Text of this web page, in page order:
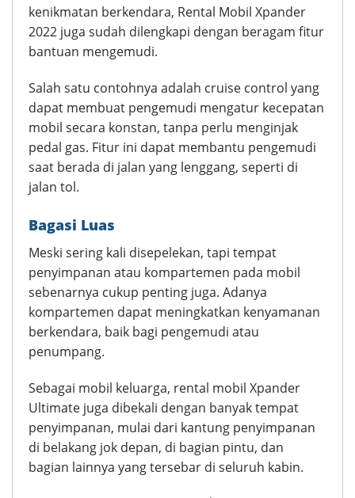
kenikmatan berkendara, Rental Mobil Xpander
2022 juga sudah dilengkapi dengan beragam fitur
bantuan mengemudi.
Salah satu contohnya adalah cruise control yang
dapat membuat pengemudi mengatur kecepatan
mobil secara konstan, tanpa perlu menginjak
pedal gas. Fitur ini dapat membantu pengemudi
saat berada di jalan yang lenggang, seperti di
jalan tol.
Bagasi Luas
Meski sering kali disepelekan, tapi tempat
penyimpanan atau kompartemen pada mobil
sebenarnya cukup penting juga. Adanya
kompartemen dapat meningkatkan kenyamanan
berkendara, baik bagi pengemudi atau
penumpang.
Sebagai mobil keluarga, rental mobil Xpander
Ultimate juga dibekali dengan banyak tempat
penyimpanan, mulai dari kantung penyimpanan
di belakang jok depan, di bagian pintu, dan
bagian lainnya yang tersebar di seluruh kabin.